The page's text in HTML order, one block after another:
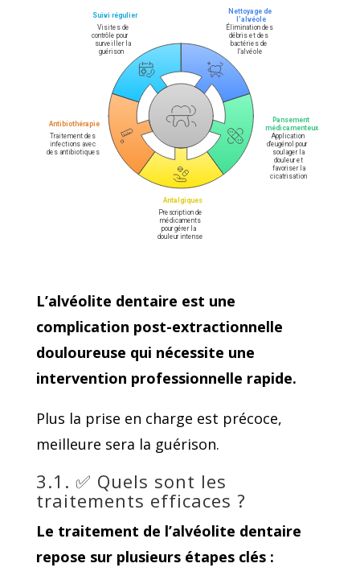
Prescription de
médicaments
pour gérer la
douleur intense
Visites de
contrôle pour
surveiller la
guérison
Nettoyage de
l'alvéole
Antibiothérapie
Pansement
médicamenteux
Traitement des
infections avec
des antibiotiques
Application
d'eugénol pour
soulager la
douleur et
favoriser la
cicatrisation
Suivi régulier
Antalgiques
Élimination des
débris et des
bactéries de
l'alvéole
L’alvéolite dentaire est une
complication post-extractionnelle
douloureuse qui nécessite une
intervention professionnelle rapide.
Plus la prise en charge est précoce,
meilleure sera la guérison.
3.1. ✅ Quels sont les
traitements efficaces ?
Le traitement de l’alvéolite dentaire
repose sur plusieurs étapes clés :